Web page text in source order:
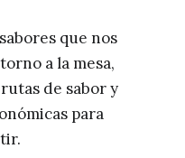
que nos
a la mesa,
de sabor y
para